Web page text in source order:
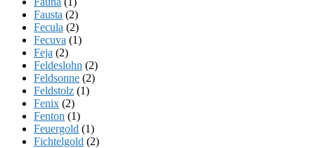
Fausta (2)
Fecula (2)
Fecuva (1)
Feja (2)
Feldeslohn (2)
Feldsonne (2)
Feldstolz (1)
Fenix (2)
Fenton (1)
Feuergold (1)
Fichtelgold (2)